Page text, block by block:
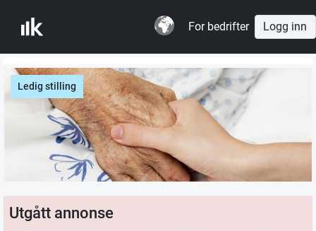
For bedrifter Logg inn
Ledig stilling
Utgått annonse